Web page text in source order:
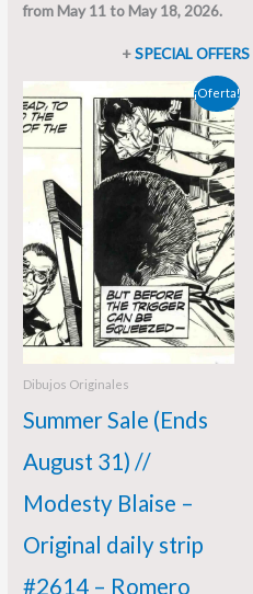
from May 11 to May 18, 2026.
+SPECIAL OFFERS
¡Oferta!
Dibujos Originales
Summer Sale (Ends
August 31) //
Modesty Blaise –
Original daily strip
#2614 – Romero
precio
original
era:
350,00 €.
precio
actual
es:
325,00 €.